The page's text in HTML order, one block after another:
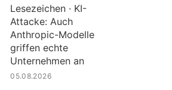
Lesezeichen · KI-
Attacke: Auch
Anthropic-Modelle
griffen echte
Unternehmen an
05.08.2026